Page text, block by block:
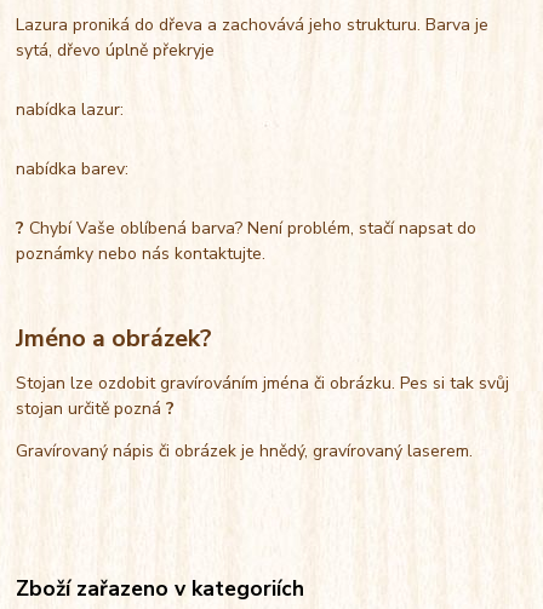
Lazura proniká do dřeva a zachovává jeho strukturu. Barva je
sytá, dřevo úplně překryje
nabídka lazur:
nabídka barev:
?Chybí Vaše oblíbená barva? Není problém, stačí napsat do
poznámky nebo nás kontaktujte.
Jméno a obrázek?
Stojan lze ozdobit gravírováním jména či obrázku. Pes si tak svůj
stojan určitě pozná?
Gravírovaný nápis či obrázek je hnědý, gravírovaný laserem.
Zboží zařazeno v kategoriích